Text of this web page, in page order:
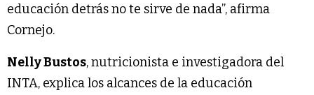
educación detrás no te sirve de nada”, afirma
Cornejo.
Nelly Bustos, nutricionista e investigadora del
INTA, explica los alcances de la educación